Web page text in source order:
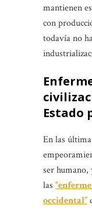
mantienen
con
todavía no
Estado
En las
ser humano,
las
occidental”